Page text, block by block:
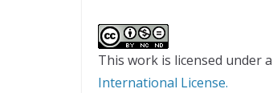
This work is licensed under a
International License.